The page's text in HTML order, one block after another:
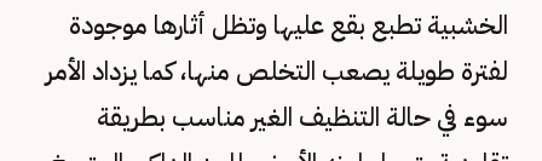
الخشبية تطبع بقع عليها وتظل أثارها موجودة
لفترة طويلة يصعب التخلص منها، كما يزداد الأمر
سوء في حالة التنظيف الغير مناسب بطريقة